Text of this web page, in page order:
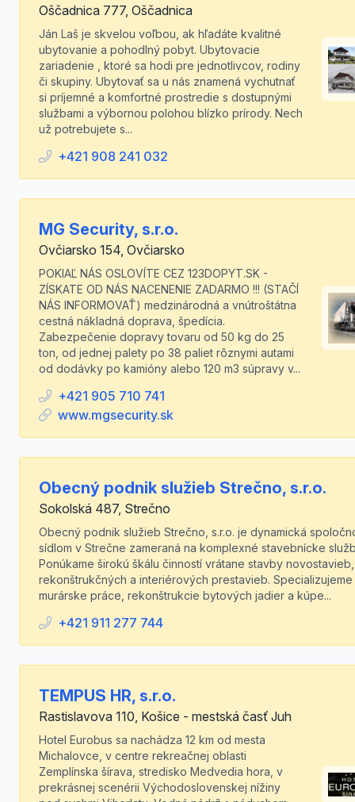
Oščadnica 777, Oščadnica
Ján Laš je skvelou voľbou, ak hľadáte kvalitné
ubytovanie a pohodlný pobyt. Ubytovacie
zariadenie , ktoré sa hodi pre jednotlivcov, rodiny
či skupiny. Ubytovať sa u nás znamená vychutnať
si príjemné a komfortné prostredie s dostupnými
službami a výbornou polohou blízko prírody. Nech
už potrebujete s...
+421 908 241 032
MG Security, s.r.o.
Ovčiarsko 154, Ovčiarsko
POKIAĽ NÁS OSLOVÍTE CEZ 123DOPYT.SK -
ZÍSKATE OD NÁS NACENENIE ZADARMO !!! (STAČÍ
NÁS INFORMOVAŤ) medzinárodná a vnútroštátna
cestná nákladná doprava, špedícia.
Zabezpečenie dopravy tovaru od 50 kg do 25
ton, od jednej palety po 38 paliet rôznymi autami
od dodávky po kamióny alebo 120 m3 súpravy v...
+421 905 710 741
www.mgsecurity.sk
Obecný podnik služieb Strečno, s.r.o.
Sokolská 487, Strečno
Obecný podnik služieb Strečno, s.r.o. je dynamická
sídlom v Strečne zameraná na komplexné stavebnícke
Ponúkame širokú škálu činností vrátane stavby novostavieb,
rekonštrukčných a interiérových prestavieb. Specializujeme
murárske práce, rekonštrukcie bytových jadier a kúpe...
+421 911 277 744
TEMPUS HR, s.r.o.
Rastislavova 110, Košice - mestská časť Juh
Hotel Eurobus sa nachádza 12 km od mesta
Michalovce, v centre rekreačnej oblasti
Zemplínska šírava, stredisko Medvedia hora, v
prekrásnej scenérii Východoslovenskej nížiny